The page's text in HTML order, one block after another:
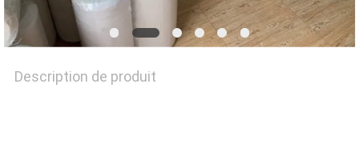
CAS
Description de produit